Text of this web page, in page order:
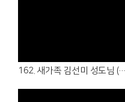
162. 새가족 김선미 성도님 (26.05.31 - 4여전도회 )